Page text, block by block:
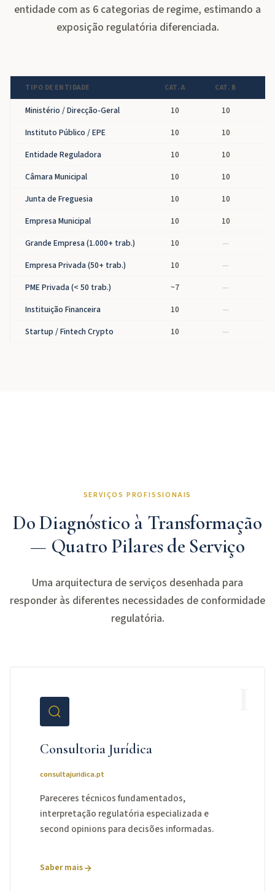
entidade com as 6 categorias de regime, estimando a
exposição regulatória diferenciada.
TIPO DE ENTIDADE CAT. A CAT. B
Ministério / Direcção-Geral 10 10
Instituto Público / EPE
10 10
Entidade Reguladora
10 10
Câmara Municipal
10 10
Junta de Freguesia
10 10
Empresa Municipal
10 10
Grande Empresa (1.000+ trab.)
10 —
Empresa Privada (50+ trab.)
10 —
PME Privada (< 50 trab.)
~7 —
Instituição Financeira
10 —
Startup / Fintech Crypto
10 —
SERVIÇOS PROFISSIONAIS
Do Diagnóstico à Transformação
— Quatro Pilares de Serviço
Uma arquitectura de serviços desenhada para
responder às diferentes necessidades de conformidade
regulatória.
Consultoria Jurídica
consultajuridica.pt
Pareceres técnicos fundamentados,
interpretação regulatória especializada e
second opinions para decisões informadas.
Saber mais